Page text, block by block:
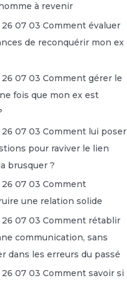
à revenir
26 07 03 Comment évaluer
de reconquérir mon ex
26 07 03 Comment gérer le
fois que mon ex est
26 07 03 Comment lui poser
pour raviver le lien
brusquer ?
26 07 03 Comment
une relation solide
26 07 03 Comment rétablir
communication, sans
dans les erreurs du passé
26 07 03 Comment savoir si